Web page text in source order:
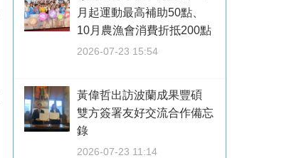
月起運動最高補助50點、
10月農漁會消費折抵200點
2026-07-23 15:54
黃偉哲出訪波蘭成果豐碩
雙方簽署友好交流合作備忘
錄
2026-07-23 11:14